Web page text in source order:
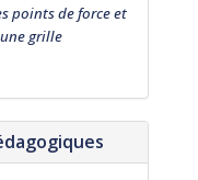
points de force et
grille